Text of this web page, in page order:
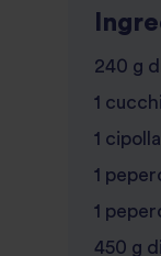
240 g
1
1
1
1
450 g